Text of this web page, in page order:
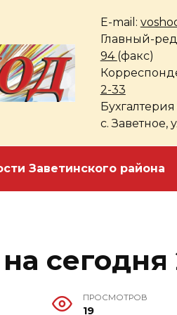
E-mail:
Главный-
94 (факс)
2-33
Бухгалтерия
с. Заветное,
Заветинского района
сегодня
ПРОСМОТРОВ
19